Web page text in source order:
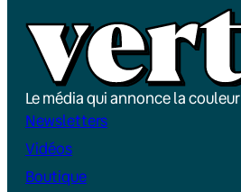
Le média qui annonce la couleur
Newsletters
Vidéos
Boutique